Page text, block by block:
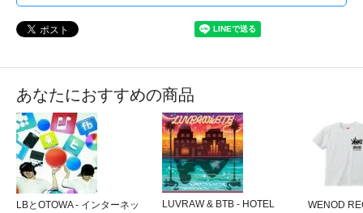
あなたにおすすめの商品
LBとOTOWA - インターネッ
LUVRAW & BTB - HOTEL
WENOD